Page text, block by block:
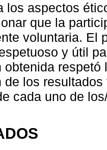
los aspectos
que la
voluntaria. El
y útil
obtenida
de los
cada uno de